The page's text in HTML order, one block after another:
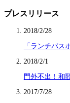
プレスリリース
2018/2/28
「ランチパス
2018/2/1
門外不出！和
2017/7/28